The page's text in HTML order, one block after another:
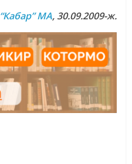
“Кабар” МА, 30.09.2009-ж.